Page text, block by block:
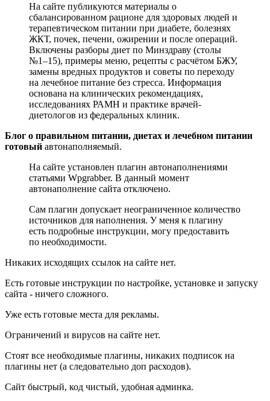
На сайте публикуются материалы о
сбалансированном рационе для здоровых людей и
терапевтическом питании при диабете, болезнях
ЖКТ, почек, печени, ожирении и после операций.
Включены разборы диет по Минздраву (столы
№1–15), примеры меню, рецепты с расчётом БЖУ,
замены вредных продуктов и советы по переходу
на лечебное питание без стресса. Информация
основана на клинических рекомендациях,
исследованиях РАМН и практике врачей-
диетологов из федеральных клиник.
Блог о правильном питании, диетах и лечебном питании
готовый автонаполняемый.
На сайте установлен плагин автонаполнениями
статьями Wpgrabber. В данный момент
автонаполнение сайта отключено.
Сам плагин допускает неограниченное количество
источников для наполнения. У меня к плагину
есть подробные инструкции, могу предоставить
по необходимости.
Никаких исходящих ссылок на сайте нет.
Есть готовые инструкции по настройке, установке и запуску
сайта - ничего сложного.
Уже есть готовые места для рекламы.
Ограничений и вирусов на сайте нет.
Стоят все необходимые плагины, никаких подписок на
плагины нет (а следовательно доп расходов).
Сайт быстрый, код чистый, удобная админка.